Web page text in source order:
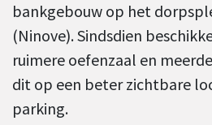
bankgebouw op het
(Ninove). Sindsdien
ruimere oefenzaal en
dit op een beter zichtbare
parking.